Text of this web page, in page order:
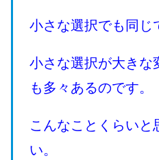
小さな選択でも同じ
小さな選択が大きな
も多々あるのです。
こんなことくらいと
い。